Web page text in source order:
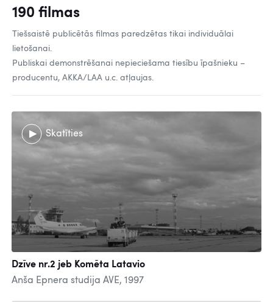
190 filmas
Tiešsaistē publicētās filmas paredzētas tikai individuālai
lietošanai.
Publiskai demonstrēšanai nepieciešama tiesību īpašnieku –
producentu, AKKA/LAA u.c. atļaujas.
Skatīties
Dzīve nr.2 jeb Komēta Latavio
Anša Epnera studija AVE, 1997